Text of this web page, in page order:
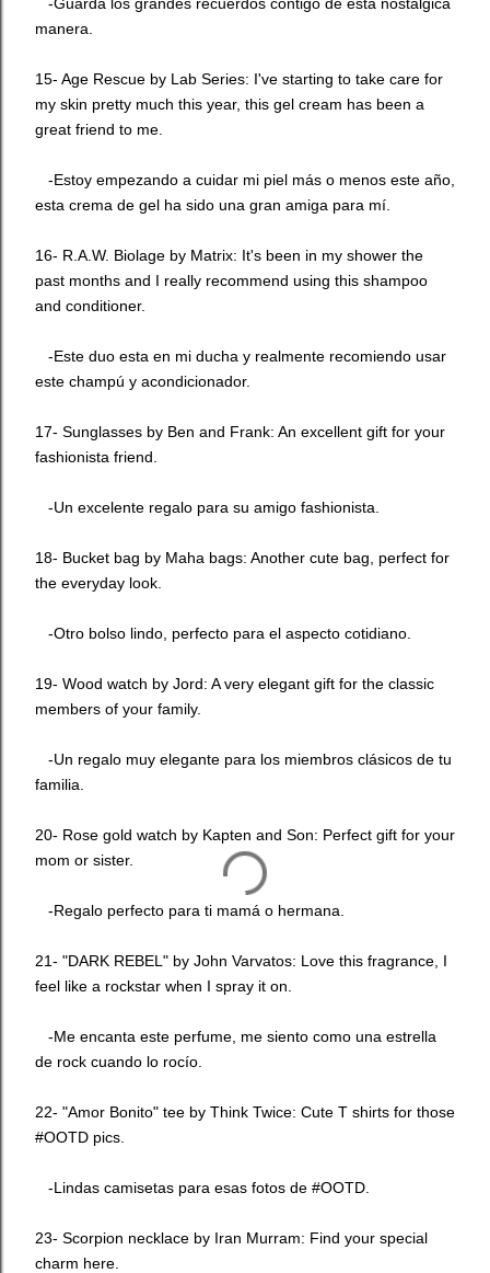
manera.
15- Age Rescue by Lab Series: I've starting to take care for
my skin pretty much this year, this gel cream has been a
great friend to me.
-Estoy empezando a cuidar mi piel más o menos este año,
esta crema de gel ha sido una gran amiga para mí.
16- R.A.W. Biolage by Matrix: It's been in my shower the
past months and I really recommend using this shampoo
and conditioner.
-Este duo esta en mi ducha y realmente recomiendo usar
este champú y acondicionador.
17- Sunglasses by Ben and Frank: An excellent gift for your
fashionista friend.
-Un excelente regalo para su amigo fashionista.
18- Bucket bag by Maha bags: Another cute bag, perfect for
the everyday look.
-Otro bolso lindo, perfecto para el aspecto cotidiano.
19- Wood watch by Jord: A very elegant gift for the classic
members of your family.
-Un regalo muy elegante para los miembros clásicos de tu
familia.
20- Rose gold watch by Kapten and Son: Perfect gift for your
mom or sister.
-Regalo perfecto para ti mamá o hermana.
21- "DARK REBEL" by John Varvatos: Love this fragrance, I
feel like a rockstar when I spray it on.
-Me encanta este perfume, me siento como una estrella
de rock cuando lo rocío.
22- "Amor Bonito" tee by Think Twice: Cute T shirts for those
#OOTD pics.
-Lindas camisetas para esas fotos de #OOTD.
23- Scorpion necklace by Iran Murram: Find your special
charm here